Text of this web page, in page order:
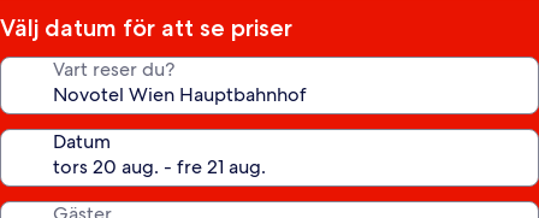
Välj datum för att se priser
Vart reser du?
Datum